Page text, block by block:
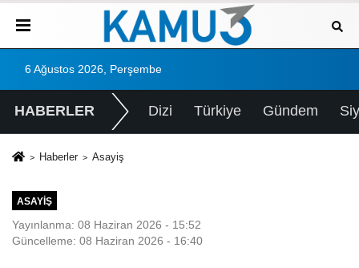
6 Ağustos 2026, Perşembe
HABERLER Dizi Türkiye Gündem
Haberler Asayiş
ASAYIŞ
Yayınlanma: 08 Haziran 2026 - 15:52
Güncelleme: 08 Haziran 2026 - 16:40